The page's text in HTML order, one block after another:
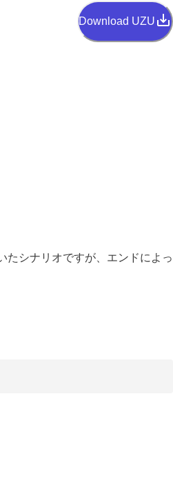
Download UZU
シナリオですが、エンドによっ